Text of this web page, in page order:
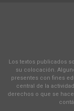
Los textos publicados
su colocación.
presentes con fines
central de la
derechos o que se